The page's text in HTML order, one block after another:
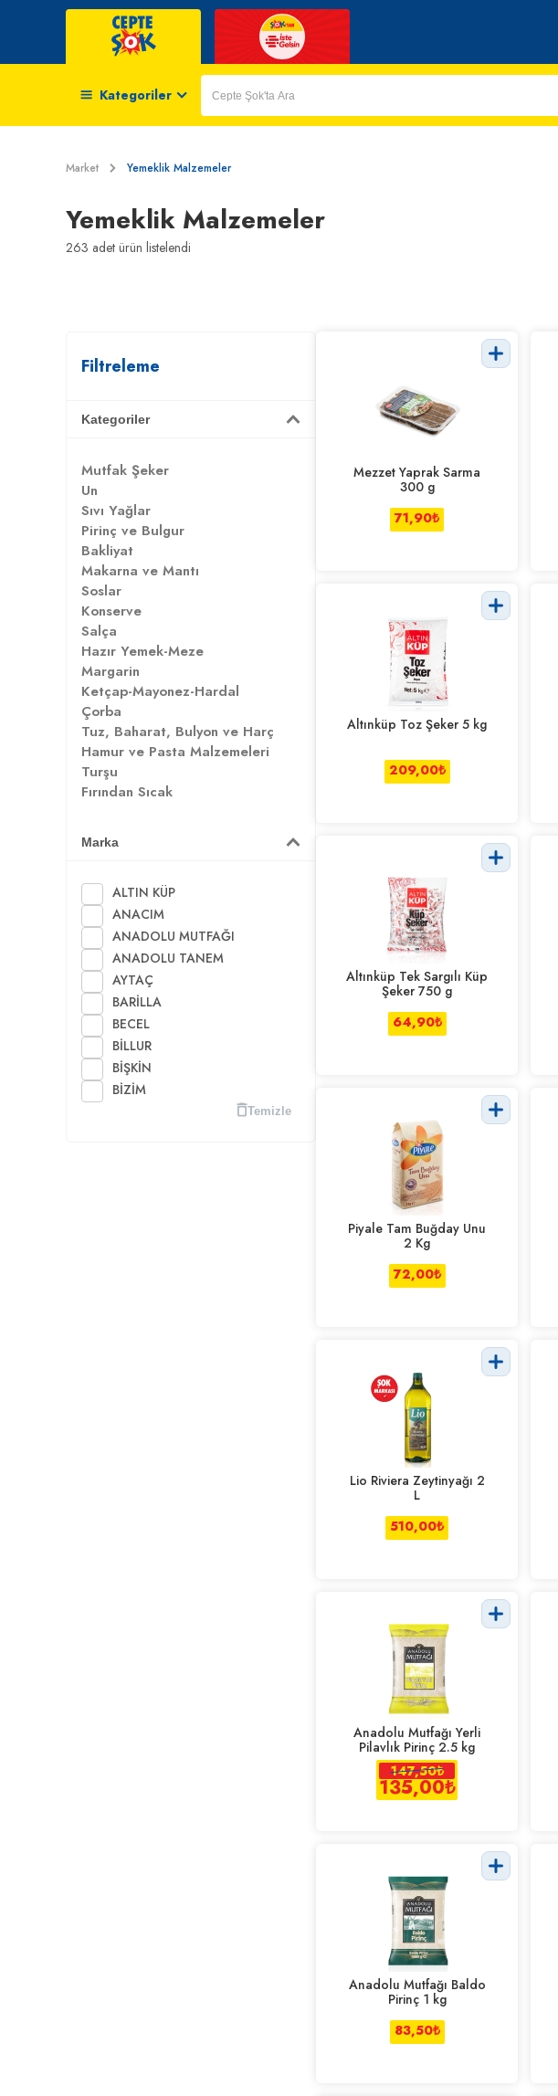
Kategoriler
Market Yemeklik Malzemeler
Yemeklik Malzemeler
263 adet ürün listelendi
Filtreleme
Kategoriler
Mutfak Şeker
Un
Sıvı Yağlar
Pirinç ve Bulgur
Bakliyat
Makarna ve Mantı
Soslar
Konserve
Salça
Hazır Yemek-Meze
Margarin
Ketçap-Mayonez-Hardal
Çorba
Tuz, Baharat, Bulyon ve Harç
Hamur ve Pasta Malzemeleri
Turşu
Fırından Sıcak
Marka
ALTIN KÜP
ANACIM
ANADOLU MUTFAĞI
ANADOLU TANEM
AYTAÇ
BARİLLA
BECEL
BİLLUR
BİŞKİN
BİZİM
Temizle
Mezzet Yaprak Sarma
300 g
71,90₺
Altınküp Toz Şeker 5 kg
209,00₺
Altınküp Tek Sargılı Küp
Şeker 750 g
64,90₺
Piyale Tam Buğday Unu
2 Kg
72,00₺
Lio Riviera Zeytinyağı 2
L
510,00₺
Anadolu Mutfağı Yerli
Pilavlık Pirinç 2.5 kg
147,50₺
135,00₺
Anadolu Mutfağı Baldo
Pirinç 1 kg
83,50₺